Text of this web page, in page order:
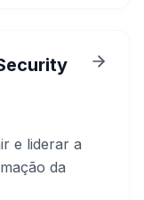
e liderar a
da